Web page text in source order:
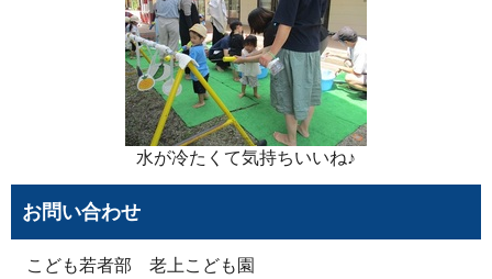
水が冷たくて気持ちいいね♪
お問い合わせ
こども若者部 老上こども園